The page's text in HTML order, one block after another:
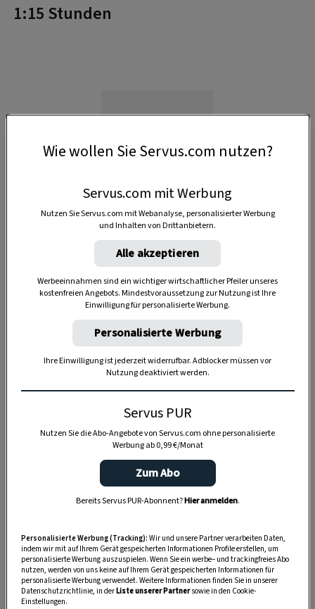
1:15 Stunden
Anzeige
SPEICHERN DRUCKEN
Wie wollen Sie Servus.com nutzen?
Servus.com mit Werbung
Nutzen Sie Servus.com mit Webanalyse, personalisierter Werbung
und Inhalten von Drittanbietern.
Alle akzeptieren
Werbeeinnahmen sind ein wichtiger wirtschaftlicher Pfeiler unseres
kostenfreien Angebots. Mindestvoraussetzung zur Nutzung ist Ihre
Einwilligung für personalisierte Werbung.
Personalisierte Werbung
Ihre Einwilligung ist jederzeit widerrufbar. Adblocker müssen vor
Nutzung deaktiviert werden.
Servus PUR
Nutzen Sie die Abo-Angebote von Servus.com ohne personalisierte
Werbung ab 0,99 €/Monat
Zum Abo
Bereits Servus PUR-Abonnent?Hier anmelden.
Personalisierte Werbung (Tracking): Wir und unsere Partner verarbeiten Daten,
indem wir mit auf Ihrem Gerät gespeicherten Informationen Profile erstellen, um
personalisierte Werbung auszuspielen. Wenn Sie ein werbe– und trackingfreies Abo
nutzen, werden von uns keine auf Ihrem Gerät gespeicherten Informationen für
personalisierte Werbung verwendet. Weitere Informationen finden Sie in unserer
Datenschutzrichtlinie, in derListe unserer Partnersowie in den Cookie-
Einstellungen.